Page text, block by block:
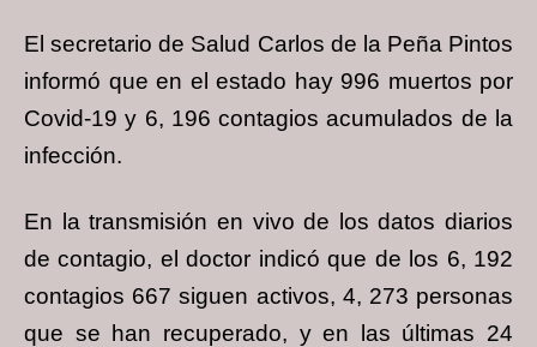
El secretario de Salud Carlos de la Peña Pintos
informó que en el estado hay 996 muertos por
Covid-19 y 6, 196 contagios acumulados de la
infección.
En la transmisión en vivo de los datos diarios
de contagio, el doctor indicó que de los 6, 192
contagios 667 siguen activos, 4, 273 personas
que se han recuperado, y en las últimas 24